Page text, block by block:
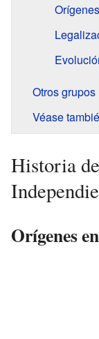
Otros
Véase
Historia
Orígenes